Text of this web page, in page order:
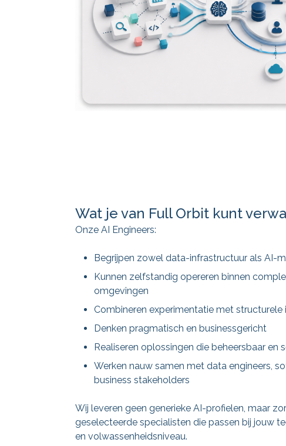
Wat je van Full Orbit kunt
Onze AI Engineers:
Begrijpen zowel data-infrastructuur als AI-
Kunnen zelfstandig opereren binnen
omgevingen
Combineren experimentatie met
Denken pragmatisch en businessgericht
Realiseren oplossingen die beheersbaar en
Werken nauw samen met data engineers,
business stakeholders
Wij leveren geen generieke AI-profielen, maar
geselecteerde specialisten die passen bij jouw
en volwassenheidsniveau.